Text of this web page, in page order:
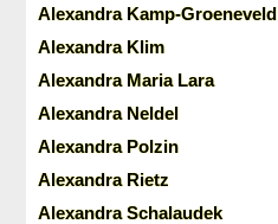
Alexandra Kamp-Groeneveld
Alexandra Klim
Alexandra Maria Lara
Alexandra Neldel
Alexandra Polzin
Alexandra Rietz
Alexandra Schalaudek